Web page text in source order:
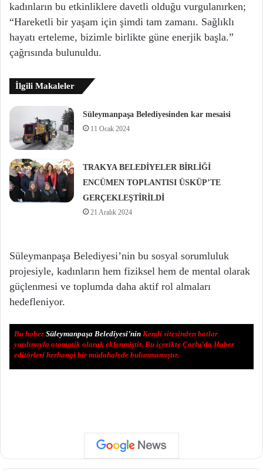
kadınların bu etkinliklere davetli olduğu vurgulanırken;
“Hareketli bir yaşam için şimdi tam zamanı. Sağlıklı
hayatı erteleme, bizimle birlikte güne enerjik başla.”
çağrısında bulunuldu.
İlgili Makaleler
Süleymanpaşa Belediyesinden kar mesaisi
11 Ocak 2024
TRAKYA BELEDİYELER BİRLİĞİ
ENCÜMEN TOPLANTISI ÜSKÜP’TE
GERÇEKLEŞTİRİLDİ
21 Aralık 2024
Süleymanpaşa Belediyesi’nin bu sosyal sorumluluk
projesiyle, kadınların hem fiziksel hem de mental olarak
güçlenmesi ve toplumda daha aktif rol almaları
hedefleniyor.
Bu haberSüleymanpaşa Belediyesi’nin Kendi sitesinden botlar
yardımıyla otomatik olarak eklenmiştir. Bu içerikte Çorlu’da Haber
editörleri herhangi bir müdahalede bulunmamıştır.